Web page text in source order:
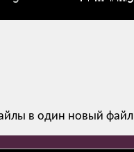
в один новый файл